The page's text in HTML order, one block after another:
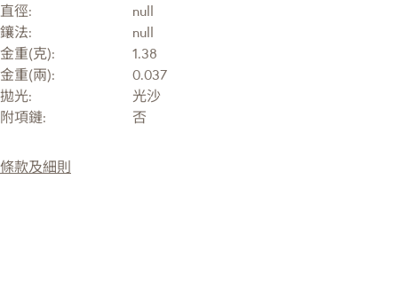
直徑:
null
鑲法:
null
金重(克):
1.38
金重(兩):
0.037
拋光:
光沙
附項鏈:
否
條款及細則